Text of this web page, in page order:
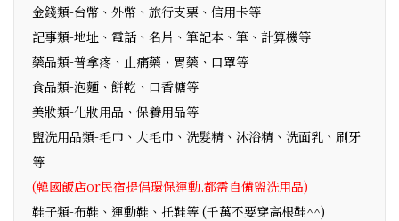
金錢類-台幣、外幣、旅行支票、信用卡等
記事類-地址、電話、名片、筆記本、筆、計算機等
藥品類-普拿疼、止痛藥、胃藥、口罩等
食品類-泡麵、餅乾、口香糖等
美妝類-化妝用品、保養用品等
盥洗用品類-毛巾、大毛巾、洗髮精、沐浴精、洗面乳、刷牙
等
(韓國飯店or民宿提倡環保運動.都需自備盥洗用品)
鞋子類-布鞋、運動鞋、托鞋等 (千萬不要穿高根鞋^^)